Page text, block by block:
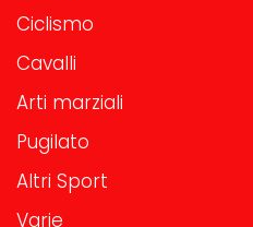
Ciclismo
Cavalli
Arti marziali
Pugilato
Altri Sport
Varie